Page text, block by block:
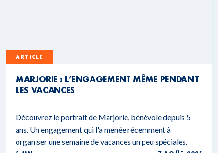
ARTICLE
MARJORIE : L’ENGAGEMENT MÊME PENDANT
LES VACANCES
Découvrez le portrait de Marjorie, bénévole depuis 5
ans. Un engagement qui l'a menée récemment à
organiser une semaine de vacances un peu spéciales.